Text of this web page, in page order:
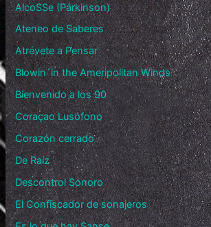
AlcoSSe (Párkinson)
Ateneo de Saberes
Atrévete a Pensar
Blowin´in the Ameripolitan Winds
Bienvenido a los 90
Coraçao Lusófono
Corazón cerrado
De Raíz
Descontrol Sonoro
El Confiscador de sonajeros